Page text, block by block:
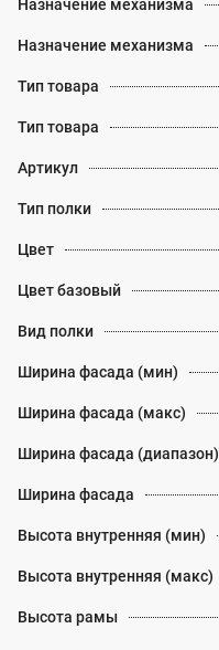
Назначение механизма
Назначение механизма
Тип товара
Тип товара
Артикул
Тип полки
Цвет
Цвет базовый
Вид полки
Ширина фасада (мин)
Ширина фасада (макс)
Ширина фасада (диапазон)
Ширина фасада
Высота внутренняя (мин)
Высота внутренняя (макс)
Высота рамы